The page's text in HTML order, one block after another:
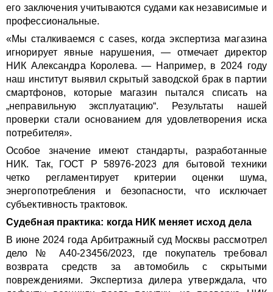
его заключения учитываются судами как независимые и
профессиональные.
«Мы сталкиваемся с cases, когда экспертиза магазина
игнорирует явные нарушения, — отмечает директор
НИК Александра Королева. — Например, в 2024 году
наш институт выявил скрытый заводской брак в партии
смартфонов, которые магазин пытался списать на
„неправильную эксплуатацию“. Результаты нашей
проверки стали основанием для удовлетворения иска
потребителя».
Особое значение имеют стандарты, разработанные
НИК. Так, ГОСТ Р 58976-2023 для бытовой техники
четко регламентирует критерии оценки шума,
энергопотребления и безопасности, что исключает
субъективность трактовок.
Судебная практика: когда НИК меняет исход дела
В июне 2024 года Арбитражный суд Москвы рассмотрел
дело № А40-23456/2023, где покупатель требовал
возврата средств за автомобиль с скрытыми
повреждениями. Экспертиза дилера утверждала, что